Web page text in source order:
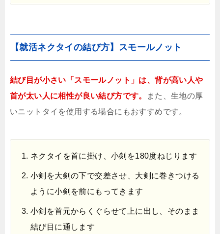
【就活ネクタイの結び方】スモールノット
結び目が小さい「スモールノット」は、背が高い人や
首が太い人に相性が良い結び方です。
また、生地の厚
いニットタイを使用する場合にもおすすめです。
ネクタイを首に掛け、小剣を180度ねじります
小剣を大剣の下で交差させ、大剣に巻きつける
ように小剣を前にもってきます
小剣を首元からくぐらせて上に出し、そのまま
結び目に通します